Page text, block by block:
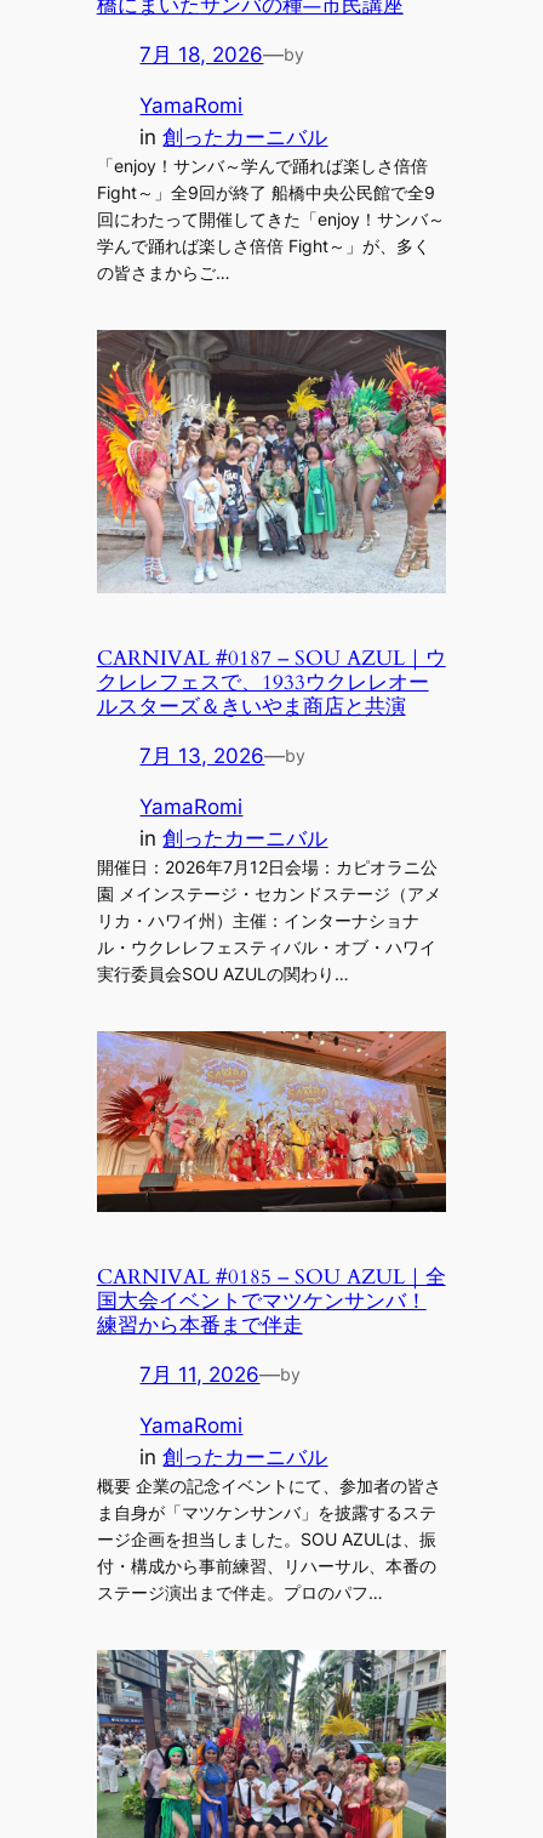
7月 18, 2026—by
YamaRomi
in創ったカーニバル
「enjoy！サンバ～学んで踊れば楽しさ倍倍
Fight～」全9回が終了 船橋中央公民館で全9
回にわたって開催してきた「enjoy！サンバ～
学んで踊れば楽しさ倍倍 Fight～」が、多く
の皆さまからご…
CARNIVAL #0187 – SOU AZUL｜ウ
クレレフェスで、1933ウクレレオー
ルスターズ＆きいやま商店と共演
7月 13, 2026—by
YamaRomi
in創ったカーニバル
開催日：2026年7月12日会場：カピオラニ公
園 メインステージ・セカンドステージ（アメ
リカ・ハワイ州）主催：インターナショナ
ル・ウクレレフェスティバル・オブ・ハワイ
実行委員会SOU AZULの関わり…
CARNIVAL #0185 – SOU AZUL｜全
国大会イベントでマツケンサンバ！
練習から本番まで伴走
7月 11, 2026—by
YamaRomi
in創ったカーニバル
概要 企業の記念イベントにて、参加者の皆さ
ま自身が「マツケンサンバ」を披露するステ
ージ企画を担当しました。SOU AZULは、振
付・構成から事前練習、リハーサル、本番の
ステージ演出まで伴走。プロのパフ…